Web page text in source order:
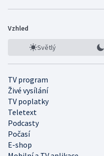
Vzhled
Světlý
TV program
Živé vysílání
TV poplatky
Teletext
Podcasty
Počasí
E-shop